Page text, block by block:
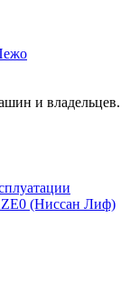
и владельцев.
(Ниссан Лиф)